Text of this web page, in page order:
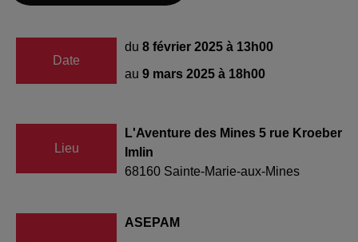
Date
du 8 février 2025 à 13h00
au 9 mars 2025 à 18h00
Lieu
L'Aventure des Mines 5 rue Kroeber
Imlin
68160 Sainte-Marie-aux-Mines
ASEPAM